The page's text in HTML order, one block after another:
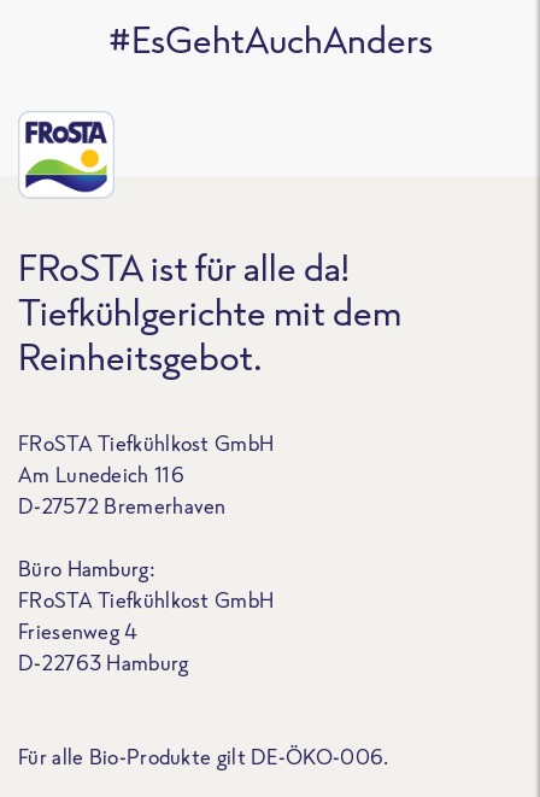
#EsGehtAuchAnders
FRoSTA ist für alle da!
Tiefkühlgerichte mit dem
Reinheitsgebot.
FRoSTA Tiefkühlkost GmbH
Am Lunedeich 116
D-27572 Bremerhaven
Büro Hamburg:
FRoSTA Tiefkühlkost GmbH
Friesenweg 4
D-22763 Hamburg
Für alle Bio-Produkte gilt DE-ÖKO-006.